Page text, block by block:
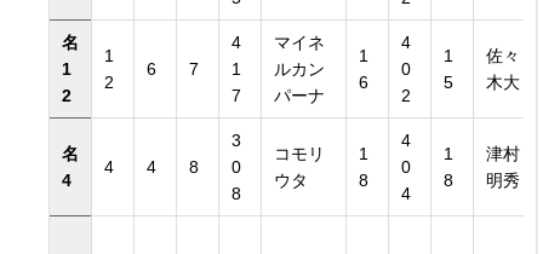
名
1
2
1
2
6 7
4
1
7
マイネ
ルカン
パーナ
1
6
4
0
2
1
5
佐々
木大
名
4
4 4 8
3
0
8
コモリ
ウタ
1
8
4
0
4
1
8
津村
明秀